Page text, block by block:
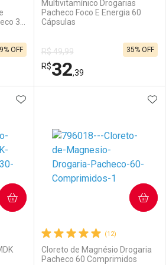
Ativar Desconto
Comprar sem Desconto
Por R$ 135,99/cada
Comprar sem Desconto
Por R$ 135,99/cada
30
OFF
Multivitamínico Drogarias
Pacheco Foco E Energia 60
Cápsulas
R$ 49,99
R$32,39
35% OFF
Laboratório
Por Menos
ADICIONAR AOS FAVORITOS
(12)
Cloreto de Magnésio Drogaria
Pacheco 60 Comprimidos
COMPRAR